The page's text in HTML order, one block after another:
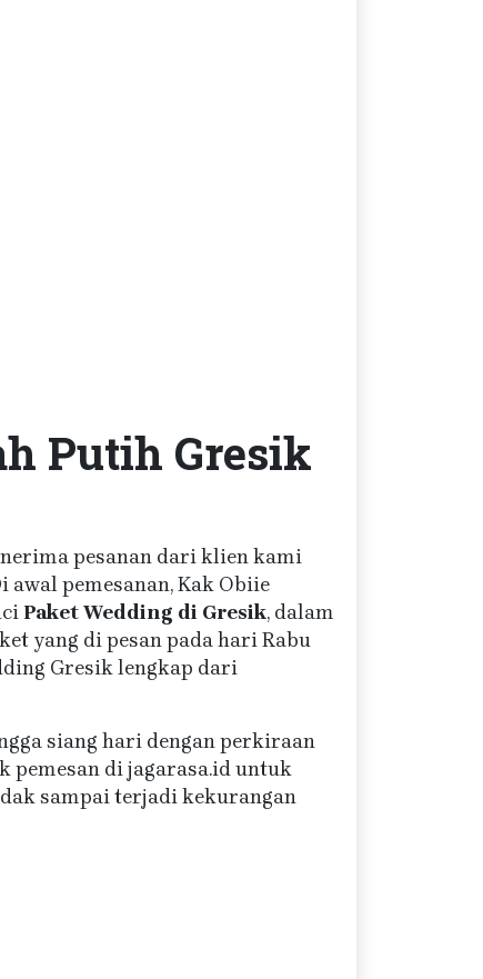
Putih Gresik
pesanan dari klien kami
pemesanan, Kak Obiie
Paket Wedding di Gresik, dalam
yang di pesan pada hari Rabu
Gresik lengkap dari
siang hari dengan perkiraan
pemesan di jagarasa.id untuk
sampai terjadi kekurangan